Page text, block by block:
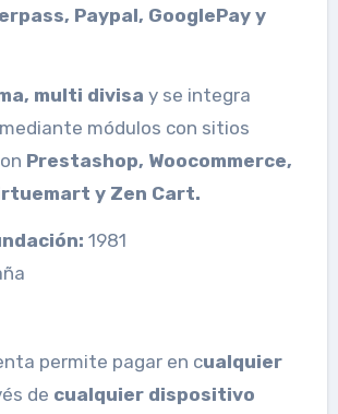
Paypal, GooglePay y
multi divisa y se integra
módulos con sitios
Prestashop, Woocommerce,
y Zen Cart.
1981
permite pagar en cualquier
de cualquier dispositivo